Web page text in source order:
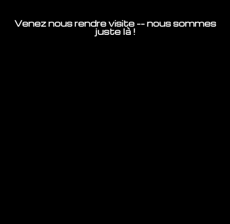
Venez nous rendre visite -- nous sommes
juste là !